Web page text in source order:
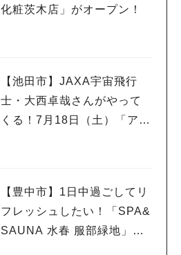
化粧茨木店」がオープン！
【池田市】JAXA宇宙飛行
士・大西卓哉さんがやって
くる！7月18日（土）「アマ
【豊中市】1日中過ごしてリ
フレッシュしたい！「SPA&
SAUNA 水春 服部緑地」、